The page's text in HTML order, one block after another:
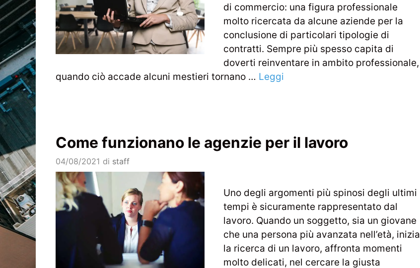
di commercio: una figura professionale
molto ricercata da alcune aziende per la
conclusione di particolari tipologie di
contratti. Sempre più spesso capita di
doverti reinventare in ambito professionale,
quando ciò accade alcuni mestieri tornano … Leggi
Come funzionano le agenzie per il lavoro
04/08/2021 di staff
Uno degli argomenti più spinosi degli ultimi
tempi è sicuramente rappresentato dal
lavoro. Quando un soggetto, sia un giovane
che una persona più avanzata nell’età, inizia
la ricerca di un lavoro, affronta momenti
molto delicati, nel cercare la giusta